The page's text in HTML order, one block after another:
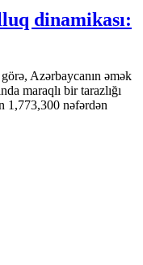
dinamikası:
Azərbaycanın əmək
maraqlı bir tarazlığı
1,773,300 nəfərdən